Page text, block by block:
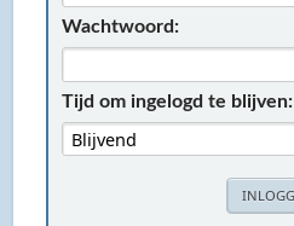
Wachtwoord:
Tijd om ingelogd te blijven: